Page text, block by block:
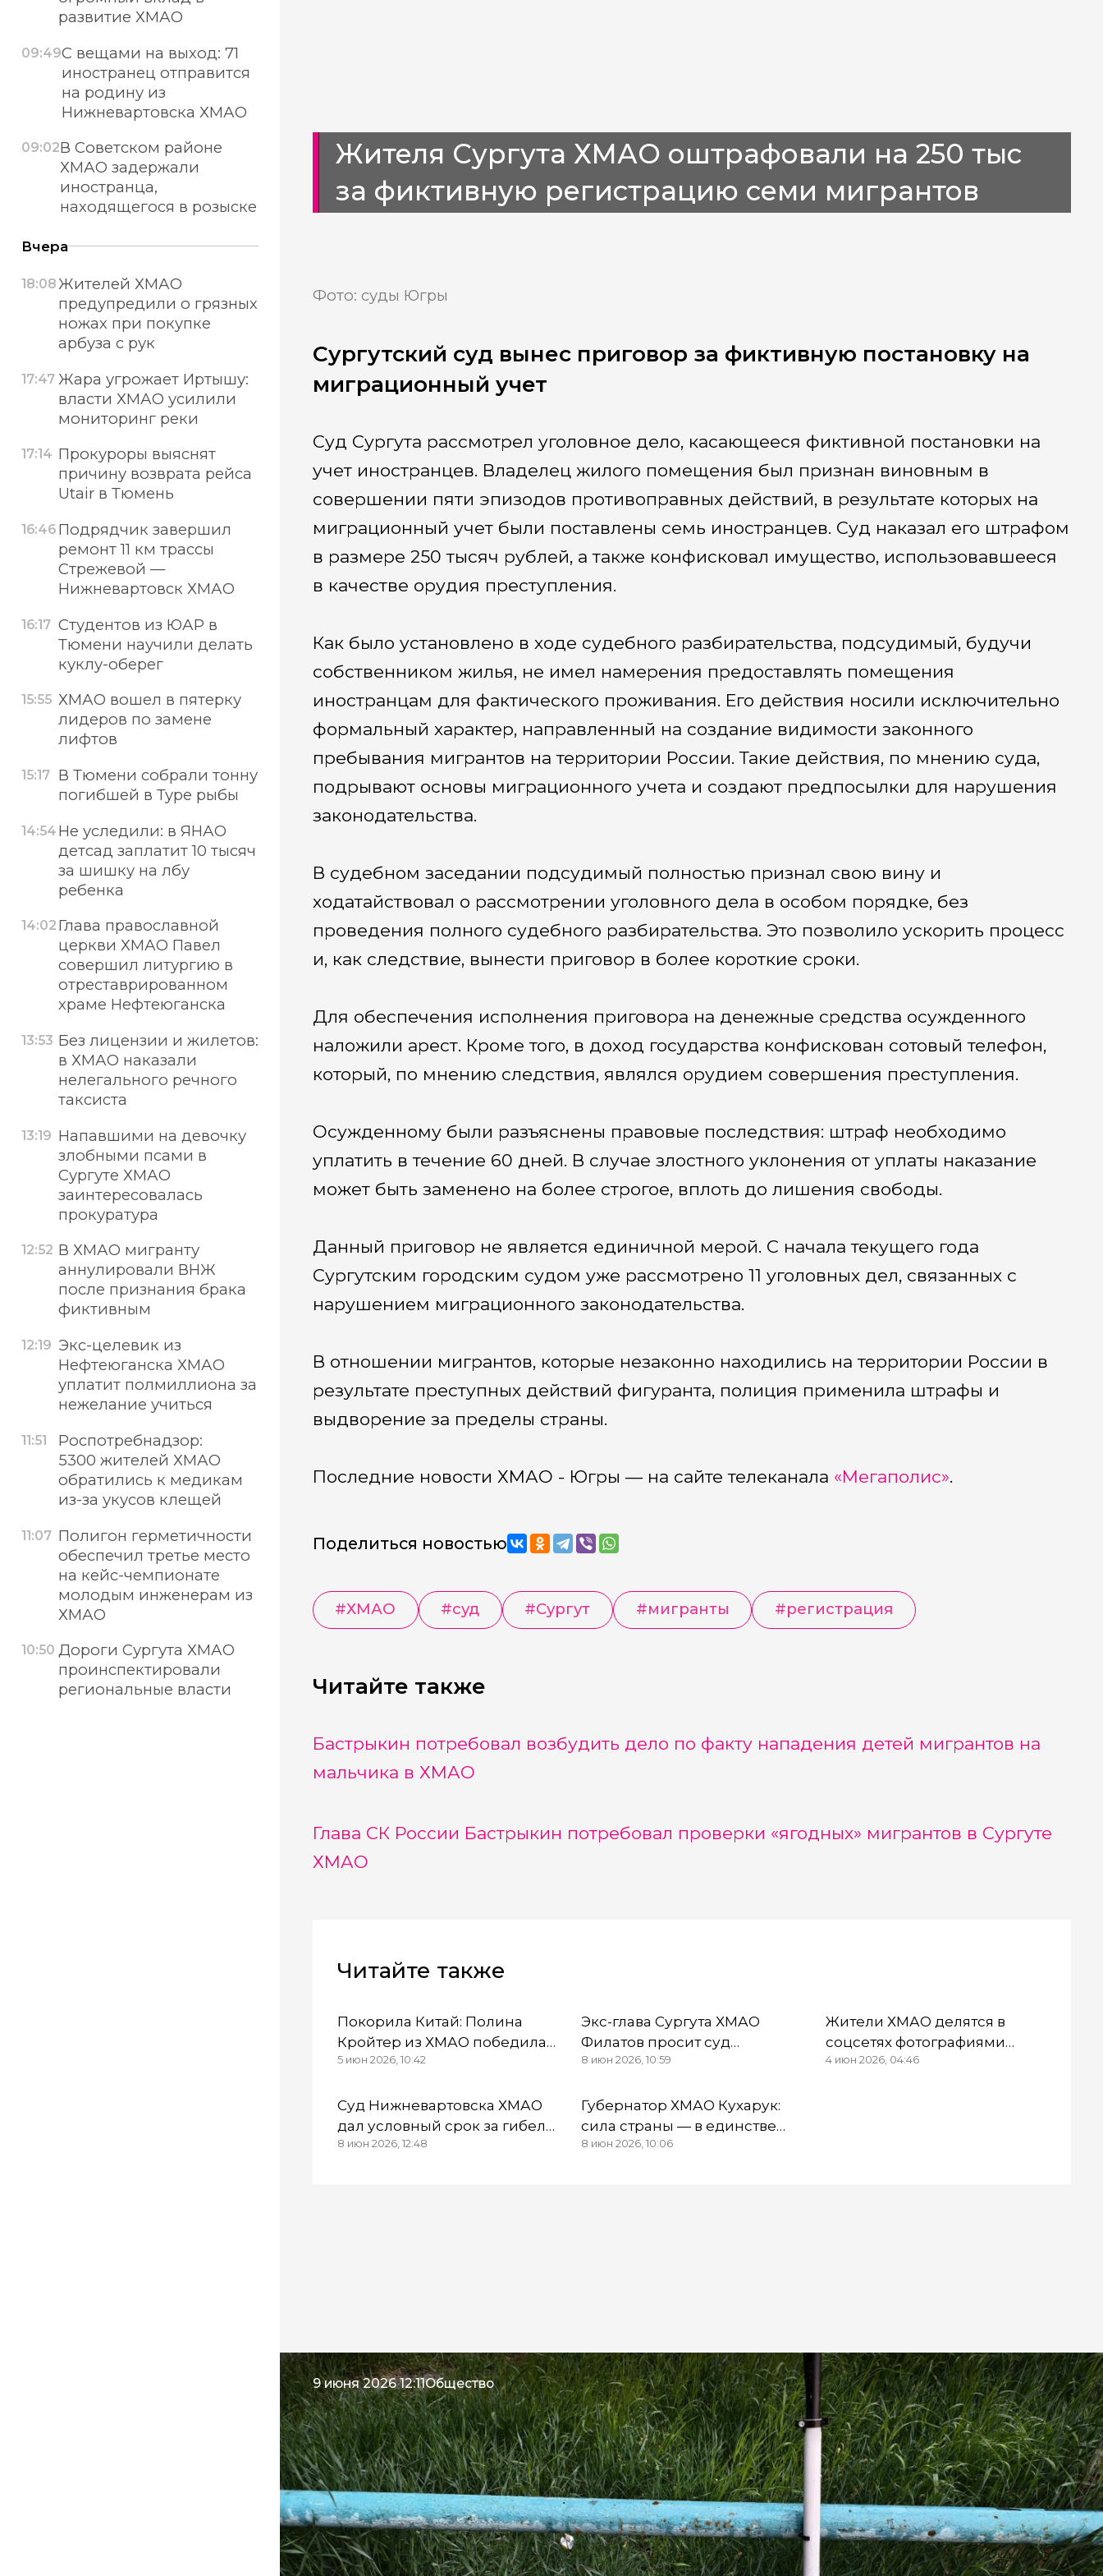
Жителя Сургута ХМАО оштрафовали на 250 тыс
за фиктивную регистрацию семи мигрантов
Фото: суды Югры
Сургутский суд вынес приговор за фиктивную постановку на
миграционный учет
Суд Сургута рассмотрел уголовное дело, касающееся фиктивной постановки на
учет иностранцев. Владелец жилого помещения был признан виновным в
совершении пяти эпизодов противоправных действий, в результате которых на
миграционный учет были поставлены семь иностранцев. Суд наказал его штрафом
в размере 250 тысяч рублей, а также конфисковал имущество, использовавшееся
в качестве орудия преступления.
Как было установлено в ходе судебного разбирательства, подсудимый, будучи
собственником жилья, не имел намерения предоставлять помещения
иностранцам для фактического проживания. Его действия носили исключительно
формальный характер, направленный на создание видимости законного
пребывания мигрантов на территории России. Такие действия, по мнению суда,
подрывают основы миграционного учета и создают предпосылки для нарушения
законодательства.
В судебном заседании подсудимый полностью признал свою вину и
ходатайствовал о рассмотрении уголовного дела в особом порядке, без
проведения полного судебного разбирательства. Это позволило ускорить процесс
и, как следствие, вынести приговор в более короткие сроки.
Для обеспечения исполнения приговора на денежные средства осужденного
наложили арест. Кроме того, в доход государства конфискован сотовый телефон,
который, по мнению следствия, являлся орудием совершения преступления.
Осужденному были разъяснены правовые последствия: штраф необходимо
уплатить в течение 60 дней. В случае злостного уклонения от уплаты наказание
может быть заменено на более строгое, вплоть до лишения свободы.
Данный приговор не является единичной мерой. С начала текущего года
Сургутским городским судом уже рассмотрено 11 уголовных дел, связанных с
нарушением миграционного законодательства.
В отношении мигрантов, которые незаконно находились на территории России в
результате преступных действий фигуранта, полиция применила штрафы и
выдворение за пределы страны.
Последние новости ХМАО - Югры — на сайте телеканала «Мегаполис».
Поделиться новостью
#ХМАО #суд #Сургут #мигранты #регистрация
Читайте также
Бастрыкин потребовал возбудить дело по факту нападения детей мигрантов на
мальчика в ХМАО
Глава СК России Бастрыкин потребовал проверки «ягодных» мигрантов в Сургуте
ХМАО
Читайте также
Покорила Китай: Полина
Кройтер из ХМАО победила
в конкурсе Queen Beauty
5 июн 2026, 10:42
Экс-глава Сургута ХМАО
Филатов просит суд
изменить квалификацию его
8 июн 2026, 10:59
Жители ХМАО делятся в
соцсетях фотографиями
двойной радуги
4 июн 2026, 04:46
Суд Нижневартовска ХМАО
дал условный срок за гибель
людей при взрыве в
8 июн 2026, 12:48
Губернатор ХМАО Кухарук:
сила страны — в единстве
народов
8 июн 2026, 10:06
9 июня 2026 12:11Общество
развитие ХМАО
09:49С вещами на выход: 71
иностранец отправится
на родину из
Нижневартовска ХМАО
09:02В Советском районе
ХМАО задержали
иностранца,
находящегося в розыске
Вчера
18:08Жителей ХМАО
предупредили о грязных
ножах при покупке
арбуза с рук
17:47 Жара угрожает Иртышу:
власти ХМАО усилили
мониторинг реки
17:14 Прокуроры выяснят
причину возврата рейса
Utair в Тюмень
16:46 Подрядчик завершил
ремонт 11 км трассы
Стрежевой —
Нижневартовск ХМАО
16:17 Студентов из ЮАР в
Тюмени научили делать
куклу-оберег
15:55 ХМАО вошел в пятерку
лидеров по замене
лифтов
15:17 В Тюмени собрали тонну
погибшей в Туре рыбы
14:54 Не уследили: в ЯНАО
детсад заплатит 10 тысяч
за шишку на лбу
ребенка
14:02 Глава православной
церкви ХМАО Павел
совершил литургию в
отреставрированном
храме Нефтеюганска
13:53 Без лицензии и жилетов:
в ХМАО наказали
нелегального речного
таксиста
13:19 Напавшими на девочку
злобными псами в
Сургуте ХМАО
заинтересовалась
прокуратура
12:52 В ХМАО мигранту
аннулировали ВНЖ
после признания брака
фиктивным
12:19 Экс-целевик из
Нефтеюганска ХМАО
уплатит полмиллиона за
нежелание учиться
11:51
Роспотребнадзор:
5300 жителей ХМАО
обратились к медикам
из-за укусов клещей
11:07 Полигон герметичности
обеспечил третье место
на кейс-чемпионате
молодым инженерам из
ХМАО
10:50 Дороги Сургута ХМАО
проинспектировали
региональные власти